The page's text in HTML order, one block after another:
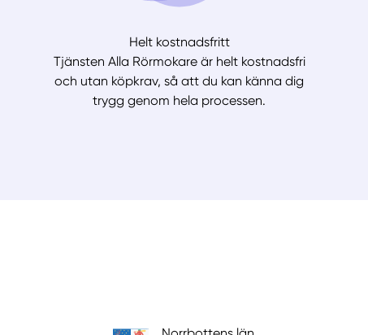
Helt kostnadsfritt
Tjänsten Alla Rörmokare är helt kostnadsfri
och utan köpkrav, så att du kan känna dig
trygg genom hela processen.